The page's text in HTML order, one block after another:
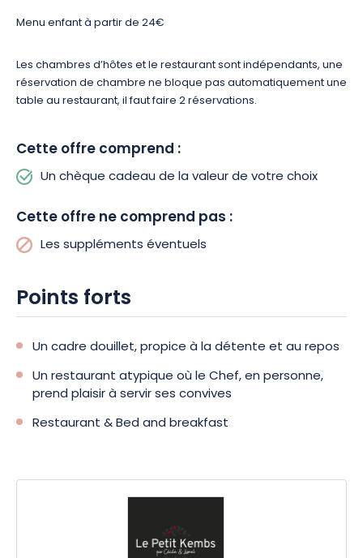
Offrez ou offrez-vous ce chèque cadeau, qui vous permettra
totale !
comprend pas automatiquement une table au restaurant.
Assurez-vous de réserver votre hébergement et votre
expérience culinaire séparément, et prévoyez la taxe de
Ainsi, Le Petit Kembs est une véritable invitation à la détente et
chèque cadeau !
Menu enfant à partir de 24€
Les chambres d’hôtes et le restaurant sont indépendants, une
réservation de chambre ne bloque pas automatiquement une
table au restaurant, il faut faire 2 réservations.
Cette offre comprend :
Un chèque cadeau de la valeur de votre choix
Cette offre ne comprend pas :
Les suppléments éventuels
Points forts
Un cadre douillet, propice à la détente et au repos
Un restaurant atypique où le Chef, en personne,
prend plaisir à servir ses convives
Restaurant & Bed and breakfast